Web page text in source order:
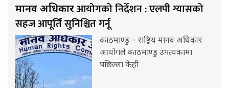
मानव अधिकारआयोगको निर्देशन : एलपी ग्यासको
सहज आपूर्ति सुनिश्चित गर्नू
काठमाण्डु – राष्ट्रिय मानव अधिकार
आयोगले काठमाण्डु उपत्यकामा
पछिल्ला केही